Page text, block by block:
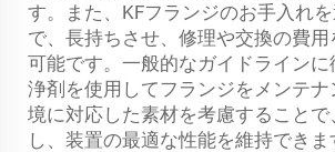
す。また、KFフランジのお手入れ
で、長持ちさせ、修理や交換の費用
可能です。一般的なガイドライン
浄剤を使用してフランジをメンテ
境に対応した素材を考慮すること
し、装置の最適な性能を維持できま